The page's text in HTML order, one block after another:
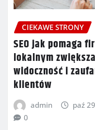
CIEKAWE STRONY
SEO jak pomaga
lokalnym
widoczność i
klientów
admin
paź
0